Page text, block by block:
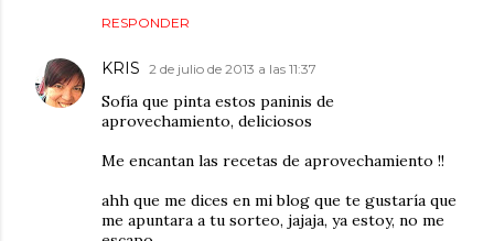
RESPONDER
KRIS 2 de julio de 2013 a las 11:37
Sofía que pinta estos paninis de
aprovechamiento, deliciosos
Me encantan las recetas de aprovechamiento !!
ahh que me dices en mi blog que te gustaría que
me apuntara a tu sorteo, jajaja, ya estoy, no me